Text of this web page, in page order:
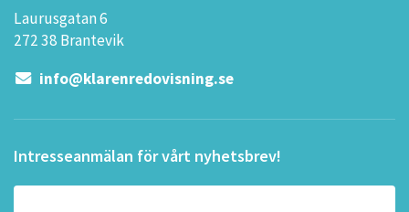
Laurusgatan 6
272 38 Brantevik
info@klarenredovisning.se
Intresseanmälan för vårt nyhetsbrev!